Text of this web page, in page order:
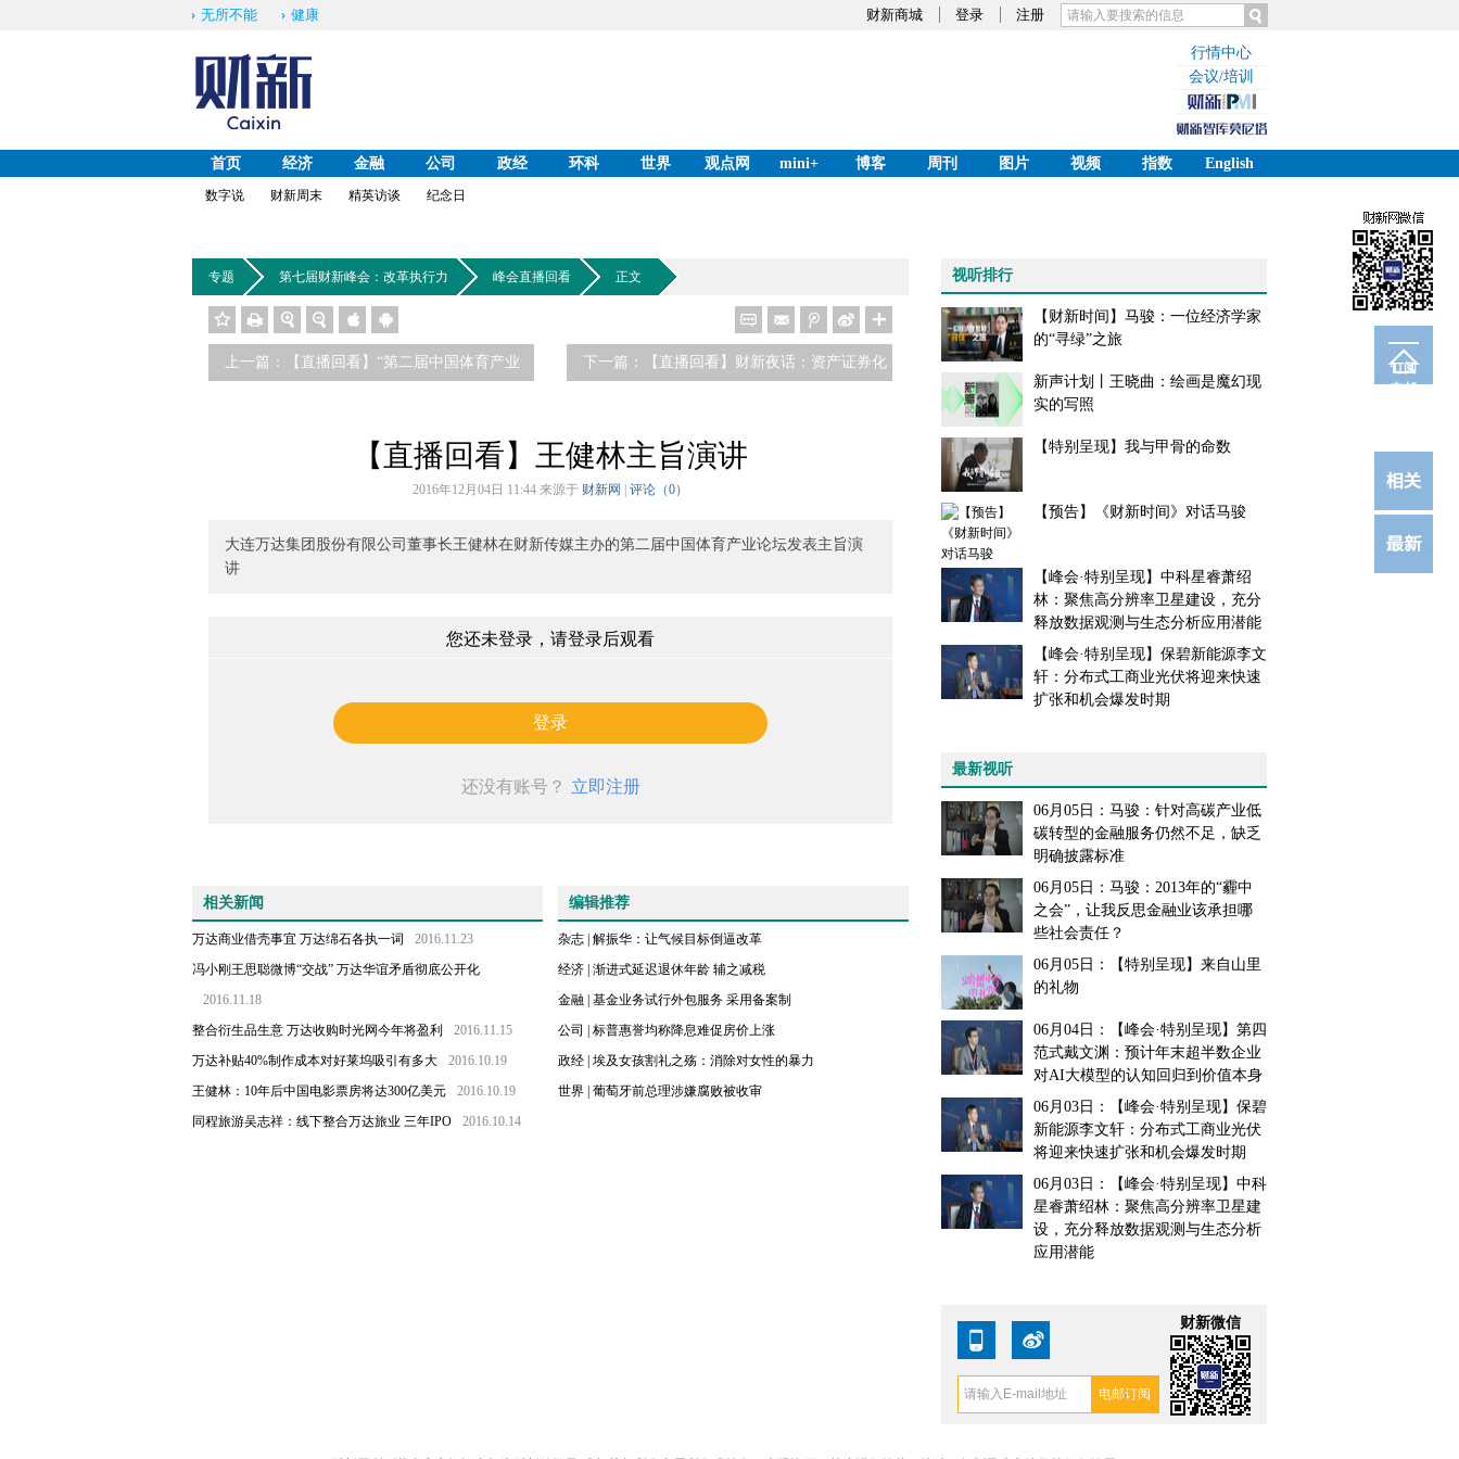
财新商城 登录 注册
无所不能 健康
行情中心
会议/培训
首页 经济 金融 公司 政经 环科 世界 观点网 mini+ 博客 周刊 图片 视频 指数 English
数字说 财新周末 精英访谈 纪念日
专题 第七届财新峰会：改革执行力 峰会直播回看 正文
订阅《新世纪》《中国改革》 注册财新网
上一篇：【直播回看】“第二届中国体育产业 下一篇：【直播回看】财新夜话：资产证券化
订阅
电邮
【直播回看】王健林主旨演讲
2016年12月04日 11:44 来源于 财新网 评论（0）
大连万达集团股份有限公司董事长王健林在财新传媒主办的第二届中国体育产业论坛发表主旨演
讲
您还未登录，请登录后观看
登录
还没有账号？ 立即注册
相关新闻
万达商业借壳事宜 万达绵石各执一词
2016.11.23
冯小刚王思聪微博“交战” 万达华谊矛盾彻底公开化
2016.11.18
整合衍生品生意 万达收购时光网今年将盈利
2016.11.15
万达补贴40%制作成本对好莱坞吸引有多大
2016.10.19
王健林：10年后中国电影票房将达300亿美元
2016.10.19
同程旅游吴志祥：线下整合万达旅业 三年IPO
2016.10.14
编辑推荐
杂志 解振华：让气候目标倒逼改革
经济 渐进式延迟退休年龄 辅之减税
金融 基金业务试行外包服务 采用备案制
公司
标普惠誉均称降息难促房价上涨
政经 埃及女孩割礼之殇：消除对女性的暴力
世界 葡萄牙前总理涉嫌腐败被收审
视听排行
【财新时间】马骏：一位经济学家
的“寻绿”之旅
新声计划丨王晓曲：绘画是魔幻现
实的写照
【特别呈现】我与甲骨的命数
【预告】《财新时间》对话马骏
【峰会·特别呈现】中科星睿萧绍
林：聚焦高分辨率卫星建设，充分
释放数据观测与生态分析应用潜能
【峰会·特别呈现】保碧新能源李文
轩：分布式工商业光伏将迎来快速
扩张和机会爆发时期
最新视听
06月05日：马骏：针对高碳产业低
碳转型的金融服务仍然不足，缺乏
明确披露标准
06月05日：马骏：2013年的“霾中
之会”，让我反思金融业该承担哪
些社会责任？
06月05日：【特别呈现】来自山里
的礼物
06月04日：【峰会·特别呈现】第四
范式戴文渊：预计年末超半数企业
对AI大模型的认知回归到价值本身
06月03日：【峰会·特别呈现】保碧
新能源李文轩：分布式工商业光伏
将迎来快速扩张和机会爆发时期
06月03日：【峰会·特别呈现】中科
星睿萧绍林：聚焦高分辨率卫星建
设，充分释放数据观测与生态分析
应用潜能
财新微信